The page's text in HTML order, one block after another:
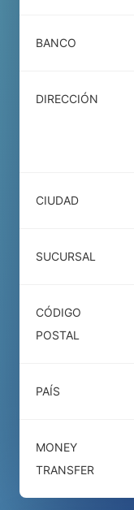
BANCO
DIRECCIÓN
CIUDAD
SUCURSAL
CÓDIGO
POSTAL
PAÍS
MONEY
TRANSFER